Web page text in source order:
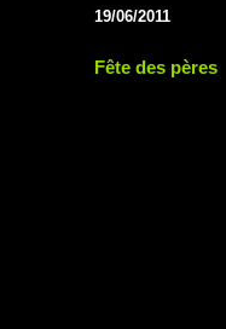
19/06/2011
Fête des pères